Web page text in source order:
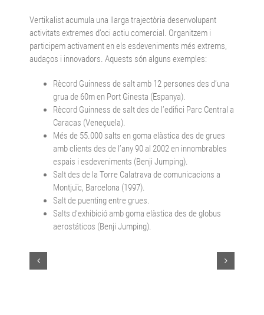
Vertikalist acumula una llarga trajectòria desenvolupant
activitats extremes d’oci actiu comercial. Organitzem i
participem activament en els esdeveniments més extrems,
audaços i innovadors. Aquests són alguns exemples:
Rècord Guinness de salt amb 12 persones des d’una
grua de 60m en Port Ginesta (Espanya).
Rècord Guinness de salt des de l’edifici Parc Central a
Caracas (Veneçuela).
Més de 55.000 salts en goma elàstica des de grues
amb clients des de l’any 90 al 2002 en innombrables
espais i esdeveniments (Benji Jumping).
Salt des de la Torre Calatrava de comunicacions a
Montjuïc, Barcelona (1997).
Salt de puenting entre grues.
Salts d’exhibició amb goma elàstica des de globus
aerostáticos (Benji Jumping).